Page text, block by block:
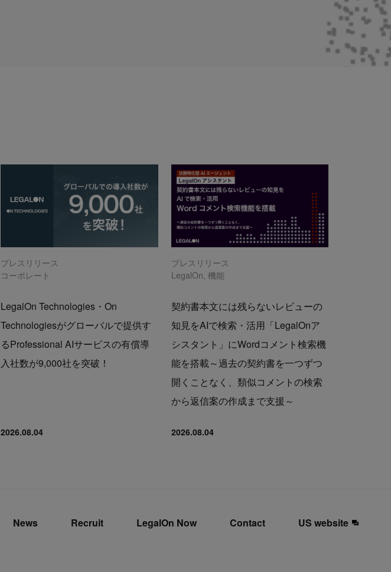
プレスリリース
コーポレート
LegalOn Technologies・On
Technologiesがグローバルで提供す
るProfessional AIサービスの有償導
入社数が9,000社を突破！
2026.08.04
プレスリリース
LegalOn,機能
契約書本文には残らないレビューの
知見をAIで検索・活用「LegalOnア
シスタント」にWordコメント検索機
能を搭載～過去の契約書を一つずつ
開くことなく、類似コメントの検索
から返信案の作成まで支援～
2026.08.04
News Recruit LegalOn Now Contact US website